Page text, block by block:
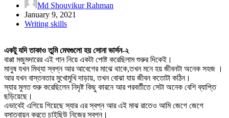
Md Shouvikur Rahman
January 9, 2021
Writing skills
একটু যদি তাকাও তুমি মেঘগুলো হয় সোনা ভার্সন-২
বাপ্পা মজুমদারের এই গান নিয়ে একটা পোষ্ট করেছিলাম শুরুর দিকেই।
মানুষ যখন মিথ্যা স্বপ্ন আর আবেগের মাঝে থাকে,তখন মনে হয় জীবনটা অনেক সহজ ।
আর যখন বাস্তবতার মুখোমুখি দাড়ায়, তখন বোঝা যায় জীবন কতোটা কঠিন।
স্যার মুলত শুরু করেছিলেন নিদৃষ্ট কিছু কারনে আর পরবর্তীতে সেটা অনেক বেশি ব্যাপ্তি
ছড়িয়েছে।
এভাবেই এগিয়ে গিয়েছে স্যার এর স্বপ্ন আর এই মাঝ রাতেও আমি জেগে জেগে
বসাতবায়ন করতে চাইছিউ নিজের স্বপ্ন।